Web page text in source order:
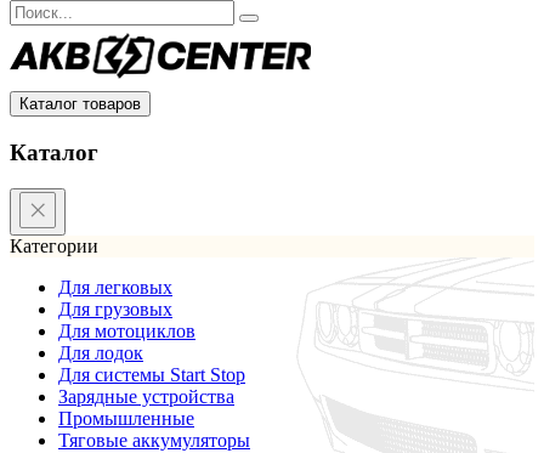
Каталог товаров
Каталог
Категории
Для легковых
Для грузовых
Для мотоциклов
Для лодок
Для системы Start Stop
Зарядные устройства
Промышленные
Тяговые аккумуляторы